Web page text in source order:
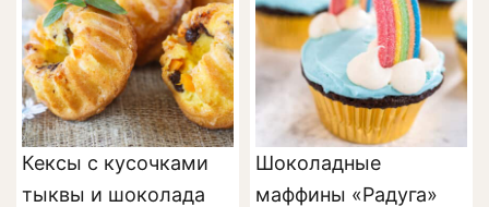
Кексы с кусочками
тыквы и шоколада
Шоколадные
маффины «Радуга»